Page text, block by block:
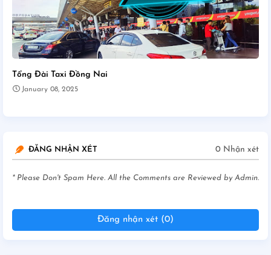
Tổng Đài Taxi Đồng Nai
January 08, 2025
ĐĂNG NHẬN XÉT 0 Nhận xét
* Please Don't Spam Here. All the Comments are Reviewed by Admin.
Đăng nhận xét (0)